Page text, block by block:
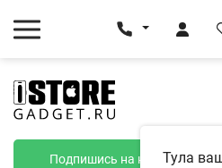
Тула
Подпишись на наш